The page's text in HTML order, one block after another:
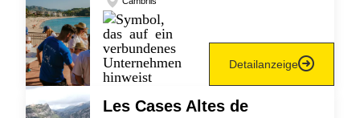
Detailanzeige
Les Cases Altes de